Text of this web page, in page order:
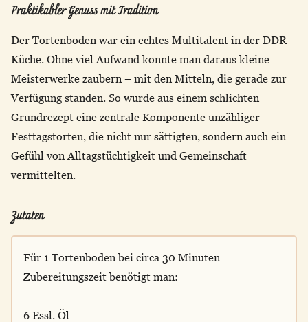
Praktikabler Genuss mit Tradition
Der Tortenboden war ein echtes Multitalent in der DDR-
Küche. Ohne viel Aufwand konnte man daraus kleine
Meisterwerke zaubern – mit den Mitteln, die gerade zur
Verfügung standen. So wurde aus einem schlichten
Grundrezept eine zentrale Komponente unzähliger
Festtagstorten, die nicht nur sättigten, sondern auch ein
Gefühl von Alltagstüchtigkeit und Gemeinschaft
vermittelten.
Zutaten
Für 1 Tortenboden bei circa 30 Minuten
Zubereitungszeit benötigt man:
6 Essl. Öl